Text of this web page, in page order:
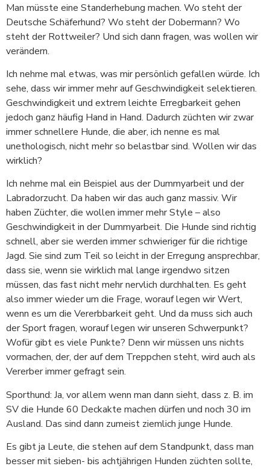
Man müsste eine Standerhebung machen. Wo steht der
Deutsche Schäferhund? Wo steht der Dobermann? Wo
steht der Rottweiler? Und sich dann fragen, was wollen wir
verändern.
Ich nehme mal etwas, was mir persönlich gefallen würde. Ich
sehe, dass wir immer mehr auf Geschwindigkeit selektieren.
Geschwindigkeit und extrem leichte Erregbarkeit gehen
jedoch ganz häufig Hand in Hand. Dadurch züchten wir zwar
immer schnellere Hunde, die aber, ich nenne es mal
unethologisch, nicht mehr so belastbar sind. Wollen wir das
wirklich?
Ich nehme mal ein Beispiel aus der Dummyarbeit und der
Labradorzucht. Da haben wir das auch ganz massiv. Wir
haben Züchter, die wollen immer mehr Style – also
Geschwindigkeit in der Dummyarbeit. Die Hunde sind richtig
schnell, aber sie werden immer schwieriger für die richtige
Jagd. Sie sind zum Teil so leicht in der Erregung ansprechbar,
dass sie, wenn sie wirklich mal lange irgendwo sitzen
müssen, das fast nicht mehr nervlich durchhalten. Es geht
also immer wieder um die Frage, worauf legen wir Wert,
wenn es um die Vererbbarkeit geht. Und da muss sich auch
der Sport fragen, worauf legen wir unseren Schwerpunkt?
Wofür gibt es viele Punkte? Denn wir müssen uns nichts
vormachen, der, der auf dem Treppchen steht, wird auch als
Vererber immer gefragt sein.
Sporthund: Ja, vor allem wenn man dann sieht, dass z. B. im
SV die Hunde 60 Deckakte machen dürfen und noch 30 im
Ausland. Das sind dann zumeist ziemlich junge Hunde.
Es gibt ja Leute, die stehen auf dem Standpunkt, dass man
besser mit sieben- bis achtjährigen Hunden züchten sollte,